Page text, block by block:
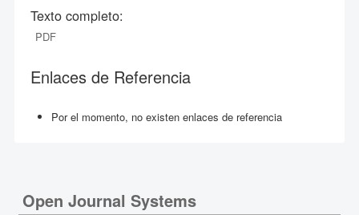
Texto completo:
PDF
Enlaces de Referencia
Por el momento, no existen enlaces de referencia
Open Journal Systems